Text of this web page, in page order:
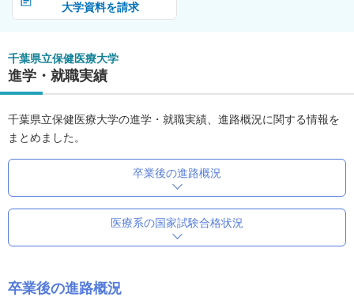
大学資料を請求
千葉県立保健医療大学
進学・就職実績
千葉県立保健医療大学の進学・就職実績、進路概況に関する情報を
まとめました。
卒業後の進路概況
医療系の国家試験合格状況
卒業後の進路概況